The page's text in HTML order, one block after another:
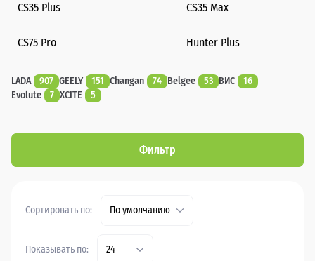
CS35 Plus CS35 Max
CS75 Pro Hunter Plus
LADA 907 GEELY 151 Changan 74 Belgee 53 ВИС
16
Evolute
7 XCITE 5
Фильтр
Сортировать по: По умолчанию
Показывать по: 24